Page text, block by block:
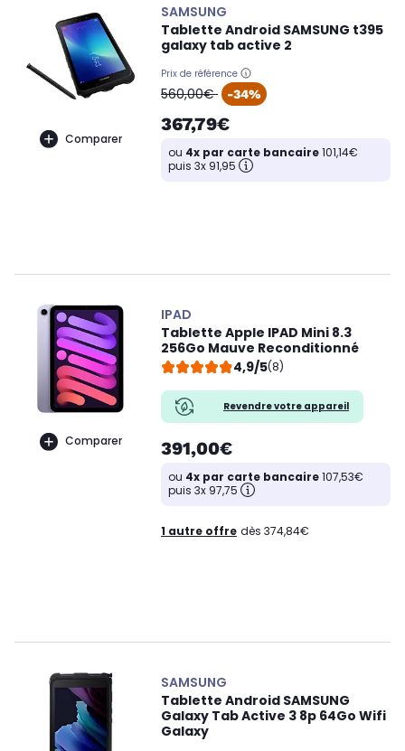
Comparer
SAMSUNG
Tablette Android SAMSUNG t395
galaxy tab active 2
Prix de référence
oldPrice
560,00€ -34%
367,79€
ou 4x par carte bancaire101,14€
puis 3x 91,95
Comparer
IPAD
Tablette Apple IPAD Mini 8.3
256Go Mauve Reconditionné
4,9/5(8)
Revendre votre appareil
391,00€
ou 4x par carte bancaire107,53€
puis 3x 97,75
1 autre offre dès 374,84€
SAMSUNG
Tablette Android SAMSUNG
Galaxy Tab Active 3 8p 64Go Wifi
Galaxy